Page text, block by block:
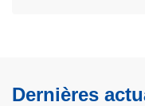
Dernières